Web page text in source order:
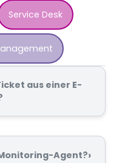
Service Desk
aus einer E-
Agent?›